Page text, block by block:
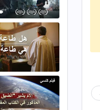
31:02